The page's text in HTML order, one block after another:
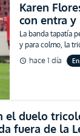
Karen
con entra
de Atlas
La banda tapatía
y para colmo, la
particulares de su
schedule hace 1 día
el duelo
fuera de la